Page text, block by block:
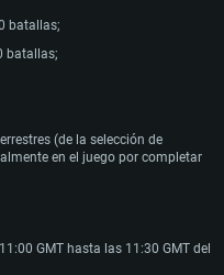
batallas;
batallas;
(de la selección de
en el juego por completar
GMT hasta las 11:30 GMT del